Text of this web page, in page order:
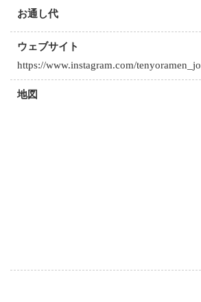
お通し代
ウェブサイト
https://www.instagram.com/
地図